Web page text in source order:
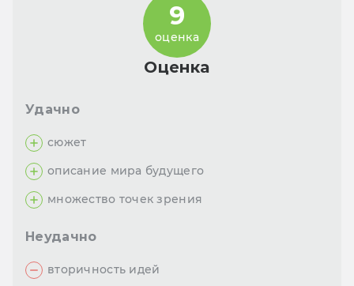
Оценка
9
оценка
Удачно
сюжет
описание мира будущего
множество точек зрения
Неудачно
вторичность идей